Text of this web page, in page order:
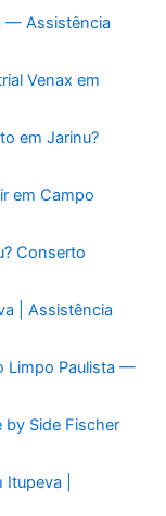
— Assistência
Venax em
em Jarinu?
em Campo
Conserto
| Assistência
Limpo Paulista —
by Side Fischer
|